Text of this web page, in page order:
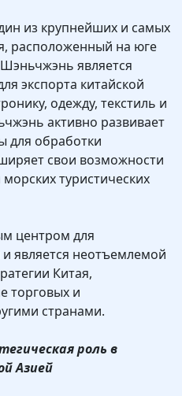
из крупнейших и самых
расположенный на юге
является
экспорта китайской
одежду, текстиль и
активно развивает
для обработки
свои возможности
туристических
центром для
является неотъемлемой
Китая,
торговых и
странами.
роль в
Азией